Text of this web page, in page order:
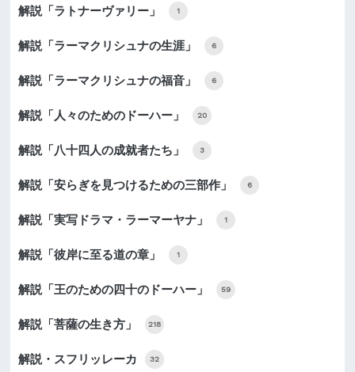
解説「ラトナーヴァリー」 1
解説「ラーマクリシュナの生涯」 6
解説「ラーマクリシュナの福音」 6
解説「人々のためのドーハー」 20
解説「八十四人の成就者たち」 3
解説「安らぎを見つけるための三部作」 6
解説「実写ドラマ・ラーマーヤナ」 1
解説「彼岸に至る道の章」 1
解説「王のための四十のドーハー」 59
解説「菩薩の生き方」 218
解説・スフリッレーカ 32